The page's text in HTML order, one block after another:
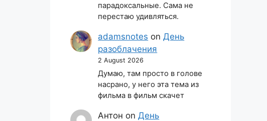
парадоксальные. Сама не
перестаю удивляться.
adamsnotes onДень
разоблачения
2 August 2026
Думаю, там просто в голове
насрано, у него эта тема из
фильма в фильм скачет
Антон onДень